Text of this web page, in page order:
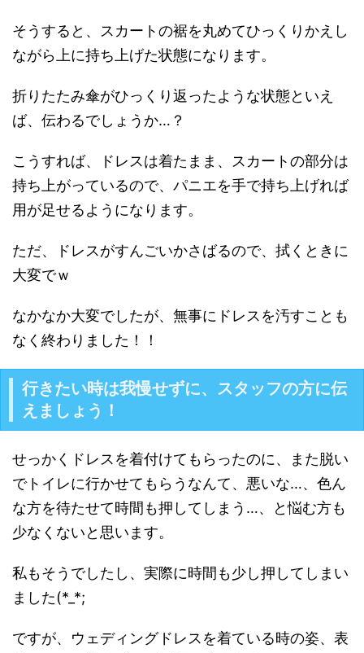
そうすると、スカートの裾を丸めてひっくりかえし
ながら上に持ち上げた状態になります。
折りたたみ傘がひっくり返ったような状態といえ
ば、伝わるでしょうか…？
こうすれば、ドレスは着たまま、スカートの部分は
持ち上がっているので、パニエを手で持ち上げれば
用が足せるようになります。
ただ、ドレスがすんごいかさばるので、拭くときに
大変でｗ
なかなか大変でしたが、無事にドレスを汚すことも
なく終わりました！！
行きたい時は我慢せずに、スタッフの方に伝
えましょう！
せっかくドレスを着付けてもらったのに、また脱い
でトイレに行かせてもらうなんて、悪いな…、色ん
な方を待たせて時間も押してしまう…、と悩む方も
少なくないと思います。
私もそうでしたし、実際に時間も少し押してしまい
ました(*_*;
ですが、ウェディングドレスを着ている時の姿、表